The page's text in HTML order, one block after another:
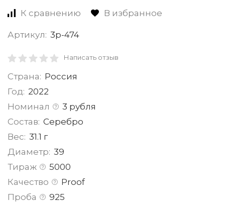
К сравнению В избранное
Артикул: 3р-474
Написать отзыв
Страна: Россия
Год: 2022
Номинал
3 рубля
Состав: Серебро
Вес: 31.1 г
Диаметр: 39
Тираж
5000
Качество
Proof
Проба
925